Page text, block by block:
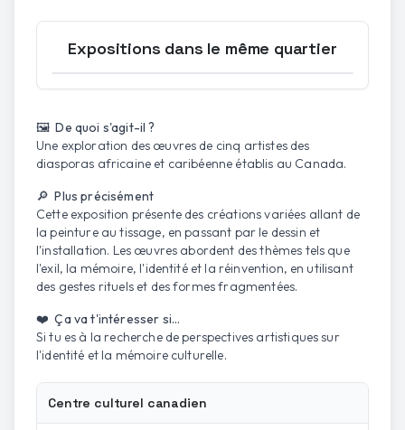
Expositions dans le même quartier
🖼️ De quoi s'agit-il ?
Une exploration des œuvres de cinq artistes des
diasporas africaine et caribéenne établis au Canada.
🔎 Plus précisément
Cette exposition présente des créations variées allant de
la peinture au tissage, en passant par le dessin et
l'installation. Les œuvres abordent des thèmes tels que
l'exil, la mémoire, l'identité et la réinvention, en utilisant
des gestes rituels et des formes fragmentées.
❤️ Ça va t'intéresser si...
Si tu es à la recherche de perspectives artistiques sur
l'identité et la mémoire culturelle.
Centre culturel canadien